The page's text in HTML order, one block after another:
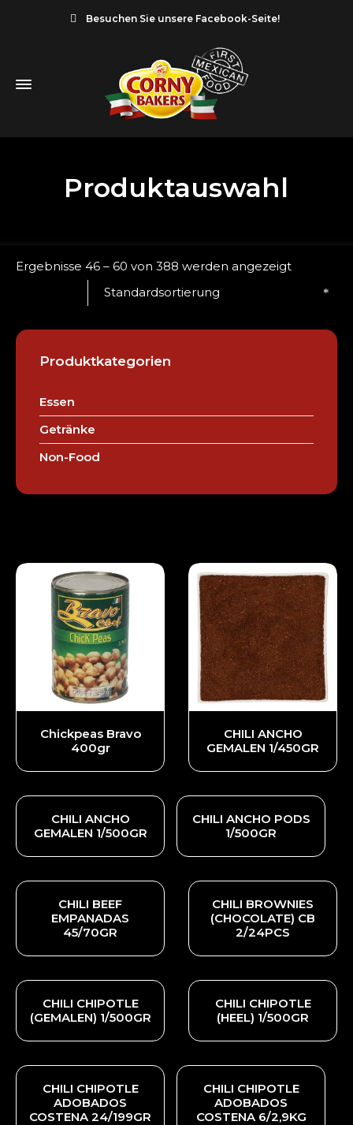
Besuchen Sie unsere Facebook-Seite!
Produktauswahl
Ergebnisse 46 – 60 von 388 werden angezeigt
Standardsortierung
Chickpeas Bravo
400gr
CHILI ANCHO
GEMALEN 1/450GR
CHILI ANCHO
GEMALEN 1/500GR
CHILI ANCHO PODS
1/500GR
CHILI BEEF
EMPANADAS
45/70GR
CHILI BROWNIES
(CHOCOLATE) CB
2/24PCS
CHILI CHIPOTLE
(GEMALEN) 1/500GR
CHILI CHIPOTLE
(HEEL) 1/500GR
CHILI CHIPOTLE
ADOBADOS
COSTENA 24/199GR
CHILI CHIPOTLE
ADOBADOS
COSTENA 6/2,9KG
Produktkategorien
Essen
Getränke
Non-Food